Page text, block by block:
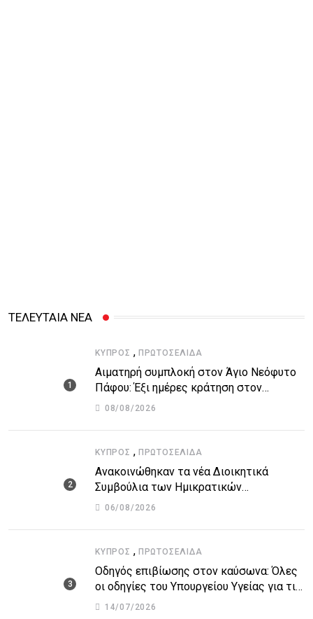
ΤΕΛΕΥΤΑΙΑ ΝΕΑ
ΚΎΠΡΟΣ , ΠΡΩΤΟΣΈΛΙΔΑ
Αιματηρή συμπλοκή στον Άγιο Νεόφυτο
Πάφου: Έξι ημέρες κράτηση στον
51χρονο μοναχό
08/08/2026
ΚΎΠΡΟΣ , ΠΡΩΤΟΣΈΛΙΔΑ
Ανακοινώθηκαν τα νέα Διοικητικά
Συμβούλια των Ημικρατικών
Οργανισμών – Όλη η λίστα με τα
06/08/2026
ΚΎΠΡΟΣ , ΠΡΩΤΟΣΈΛΙΔΑ
Οδηγός επιβίωσης στον καύσωνα: Όλες
οι οδηγίες του Υπουργείου Υγείας για τις
υψηλές θερμοκρασίες
14/07/2026